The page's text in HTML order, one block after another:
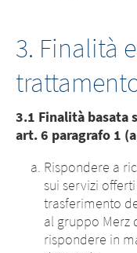
3. Finalità
3.1 Finalità basata
art. 6 paragrafo 1
Rispondere a
sui servizi
trasferimento
al gruppo Merz
rispondere in